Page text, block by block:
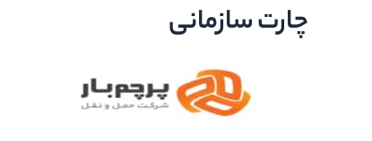
چارت سازمانی